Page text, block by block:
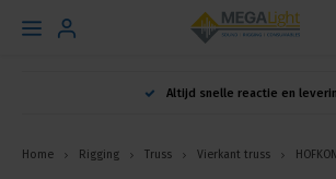
Hoofdmenu
Altijd snelle reactie en
Home Rigging Truss Vierkant truss